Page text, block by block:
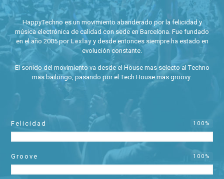
HappyTechno es un movimiento abanderado por la felicidad y
música electrónica de calidad con sede en Barcelona. Fue fundado
en el año 2005 porLexlayy desde entonces siempre ha estado en
evolución constante.
El sonido del movimiento va desde el House mas selecto al Techno
mas bailongo, pasando por el Tech House mas groovy.
Felicidad 100%
Groove 100%